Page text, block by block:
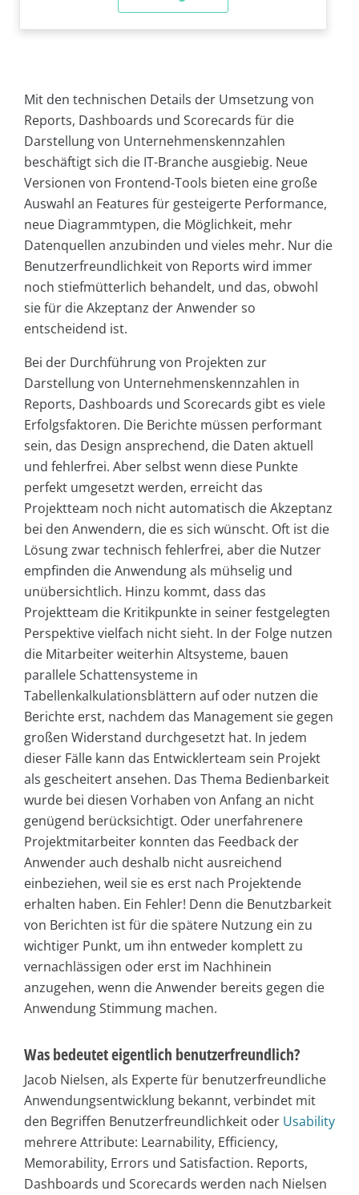
Mit den technischen Details der Umsetzung von
Reports, Dashboards und Scorecards für die
Darstellung von Unternehmenskennzahlen
beschäftigt sich die IT-Branche ausgiebig. Neue
Versionen von Frontend-Tools bieten eine große
Auswahl an Features für gesteigerte Performance,
neue Diagrammtypen, die Möglichkeit, mehr
Datenquellen anzubinden und vieles mehr. Nur die
Benutzerfreundlichkeit von Reports wird immer
noch stiefmütterlich behandelt, und das, obwohl
sie für die Akzeptanz der Anwender so
entscheidend ist.
Bei der Durchführung von Projekten zur
Darstellung von Unternehmenskennzahlen in
Reports, Dashboards und Scorecards gibt es viele
Erfolgsfaktoren. Die Berichte müssen performant
sein, das Design ansprechend, die Daten aktuell
und fehlerfrei. Aber selbst wenn diese Punkte
perfekt umgesetzt werden, erreicht das
Projektteam noch nicht automatisch die Akzeptanz
bei den Anwendern, die es sich wünscht. Oft ist die
Lösung zwar technisch fehlerfrei, aber die Nutzer
empfinden die Anwendung als mühselig und
unübersichtlich. Hinzu kommt, dass das
Projektteam die Kritikpunkte in seiner festgelegten
Perspektive vielfach nicht sieht. In der Folge nutzen
die Mitarbeiter weiterhin Altsysteme, bauen
parallele Schattensysteme in
Tabellenkalkulationsblättern auf oder nutzen die
Berichte erst, nachdem das Management sie gegen
großen Widerstand durchgesetzt hat. In jedem
dieser Fälle kann das Entwicklerteam sein Projekt
als gescheitert ansehen. Das Thema Bedienbarkeit
wurde bei diesen Vorhaben von Anfang an nicht
genügend berücksichtigt. Oder unerfahrenere
Projektmitarbeiter konnten das Feedback der
Anwender auch deshalb nicht ausreichend
einbeziehen, weil sie es erst nach Projektende
erhalten haben. Ein Fehler! Denn die Benutzbarkeit
von Berichten ist für die spätere Nutzung ein zu
wichtiger Punkt, um ihn entweder komplett zu
vernachlässigen oder erst im Nachhinein
anzugehen, wenn die Anwender bereits gegen die
Anwendung Stimmung machen.
Was bedeutet eigentlich benutzerfreundlich?
Jacob Nielsen, als Experte für benutzerfreundliche
Anwendungsentwicklung bekannt, verbindet mit
den Begriffen Benutzerfreundlichkeit oder Usability
mehrere Attribute: Learnability, Efficiency,
Memorability, Errors und Satisfaction. Reports,
Dashboards und Scorecards werden nach Nielsen